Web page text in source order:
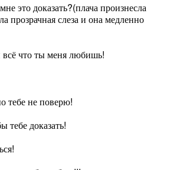
это доказать?(плача произнесла
прозрачная слеза и она медленно
что ты меня любишь!
тебе не поверю!
тебе доказать!